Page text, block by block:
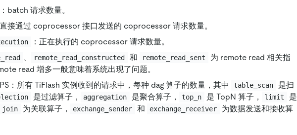
：batch 请求数量。
直接通过 coprocessor 接口发送的 coprocessor 请求数量。
：正在执行的 coprocessor 请求数量。
、 remote_read_constructed 和 remote_read_sent
为 remote read 相关指
read 增多一般意味着系统出现了问题。
：所有 TiFlash 实例收到的请求中，每种 dag 算子的数量，其中
table_scan
是扫
是过滤算子， aggregation 是聚合算子， top_n 是 TopN 算子， limit
是
join 为关联算子， exchange_sender 和 exchange_receiver
为数据发送和接收算